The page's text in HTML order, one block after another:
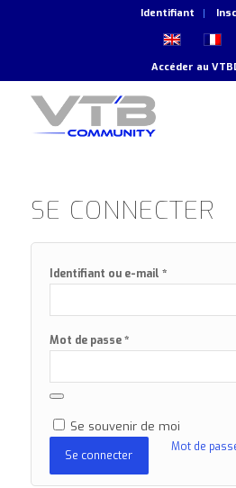
Identifiant
Accéder au
SE CONNECTER
Identifiant ou e-mail *
Mot de passe*
Se souvenir de moi
Se connecter
Mot de